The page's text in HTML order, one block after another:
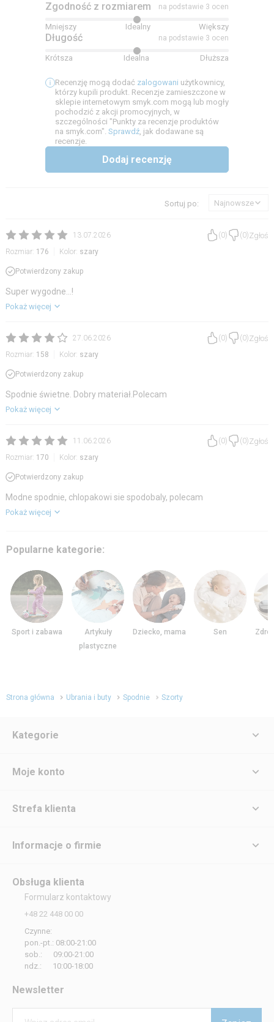
Zgodność z rozmiarem na podstawie 3 ocen
Mniejszy Idealny Większy
Długość na podstawie 3 ocen
Krótsza Idealna Dłuższa
Recenzję mogą dodać zalogowani użytkownicy,
którzy kupili produkt. Recenzje zamieszczone w
sklepie internetowym smyk.com mogą lub mogły
pochodzić z akcji promocyjnych, w
szczególności "Punkty za recenzje produktów
na smyk.com". Sprawdź, jak dodawane są
recenzje.
Dodaj recenzję
Sortuj po: Najnowsze
13.07.2026 (0) (0)Zgłoś
Rozmiar: 176 Kolor: szary
Potwierdzony zakup
Super wygodne...!
Pokaż więcej
27.06.2026 (0) (0)Zgłoś
Rozmiar: 158 Kolor: szary
Potwierdzony zakup
Spodnie świetne. Dobry materiał.Polecam
Pokaż więcej
11.06.2026 (0) (0)Zgłoś
Rozmiar: 170 Kolor: szary
Potwierdzony zakup
Modne spodnie, chlopakowi sie spodobaly, polecam
Pokaż więcej
Popularne kategorie:
Sport i zabawa
Artykuły
plastyczne
Dziecko, mama Sen
Strona główna Ubrania i buty Spodnie Szorty
Kategorie
Moje konto
Strefa klienta
Informacje o firmie
Obsługa klienta
Formularz kontaktowy
+48 22 448 00 00
Czynne:
pon.-pt.: 08:00-21:00
sob.: 09:00-21:00
ndz.: 10:00-18:00
Newsletter